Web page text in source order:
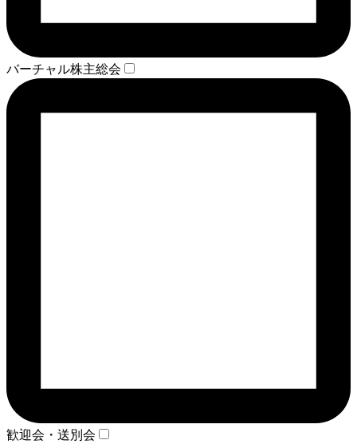
バーチャル株主総会
歓迎会・送別会